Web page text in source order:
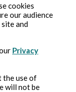
cookies
our audience
and
Privacy
the use of
will not be